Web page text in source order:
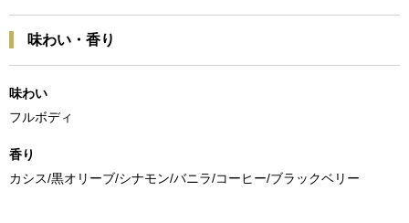
味わい・香り
味わい
フルボディ
香り
カシス/黒オリーブ/シナモン/バニラ/コーヒー/ブラックベリー